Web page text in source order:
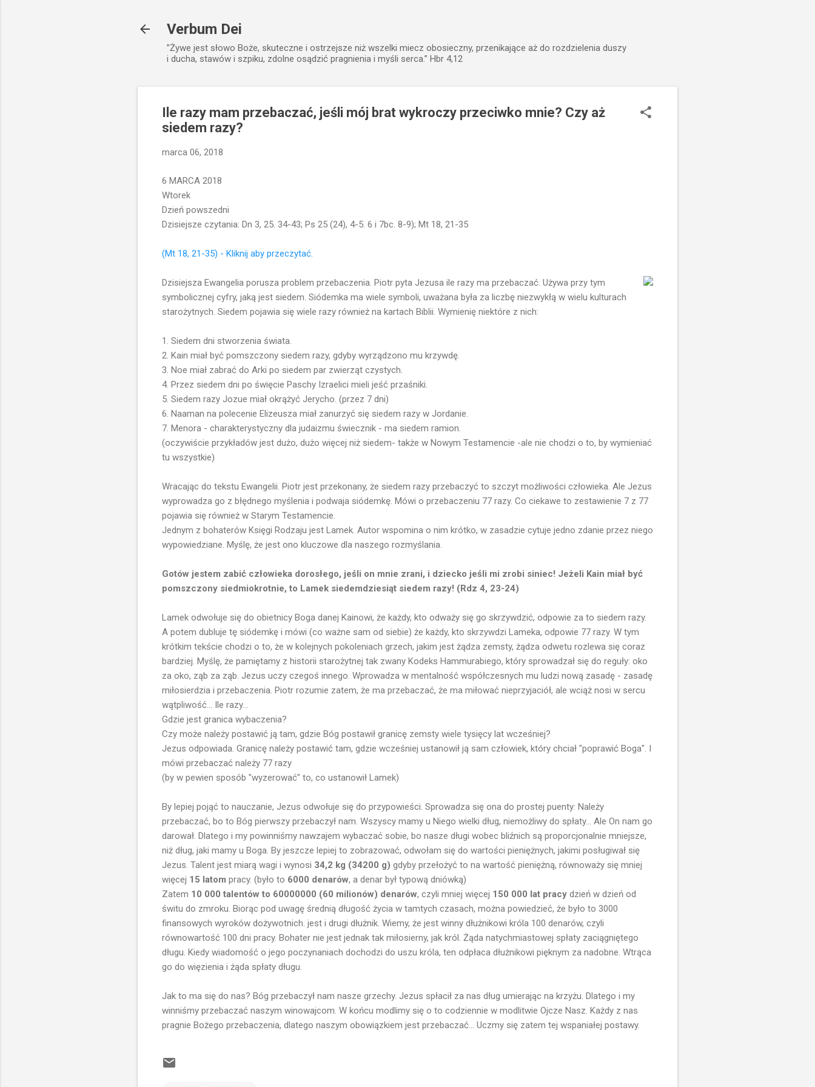
Verbum Dei
”Żywe jest słowo Boże, skuteczne i ostrzejsze niż wszelki miecz obosieczny, przenikające aż do rozdzielenia duszy
i ducha, stawów i szpiku, zdolne osądzić pragnienia i myśli serca.” Hbr 4,12
Ile razy mam przebaczać, jeśli mój brat wykroczy przeciwko mnie? Czy aż
siedem razy?
marca 06, 2018
6 MARCA 2018
Wtorek
Dzień powszedni
Dzisiejsze czytania: Dn 3, 25. 34-43; Ps 25 (24), 4-5. 6 i 7bc. 8-9); Mt 18, 21-35
(Mt 18, 21-35) - Kliknij aby przeczytać.
Dzisiejsza Ewangelia porusza problem przebaczenia. Piotr pyta Jezusa ile razy ma przebaczać. Używa przy tym
symbolicznej cyfry, jaką jest siedem. Siódemka ma wiele symboli, uważana była za liczbę niezwykłą w wielu kulturach
starożytnych. Siedem pojawia się wiele razy również na kartach Biblii. Wymienię niektóre z nich:
1. Siedem dni stworzenia świata.
2. Kain miał być pomszczony siedem razy, gdyby wyrządzono mu krzywdę.
3. Noe miał zabrać do Arki po siedem par zwierząt czystych.
4. Przez siedem dni po święcie Paschy Izraelici mieli jeść przaśniki.
5. Siedem razy Jozue miał okrążyć Jerycho. (przez 7 dni)
6. Naaman na polecenie Elizeusza miał zanurzyć się siedem razy w Jordanie.
7. Menora - charakterystyczny dla judaizmu świecznik - ma siedem ramion.
(oczywiście przykładów jest dużo, dużo więcej niż siedem- także w Nowym Testamencie -ale nie chodzi o to, by wymieniać
tu wszystkie)
Wracając do tekstu Ewangelii. Piotr jest przekonany, że siedem razy przebaczyć to szczyt możliwości człowieka. Ale Jezus
wyprowadza go z błędnego myślenia i podwaja siódemkę. Mówi o przebaczeniu 77 razy. Co ciekawe to zestawienie 7 z 77
pojawia się również w Starym Testamencie.
Jednym z bohaterów Księgi Rodzaju jest Lamek. Autor wspomina o nim krótko, w zasadzie cytuje jedno zdanie przez niego
wypowiedziane. Myślę, że jest ono kluczowe dla naszego rozmyślania.
Gotów jestem zabić człowieka dorosłego, jeśli on mnie zrani, i dziecko jeśli mi zrobi siniec! Jeżeli Kain miał być
pomszczony siedmiokrotnie, to Lamek siedemdziesiąt siedem razy! (Rdz 4, 23-24)
Lamek odwołuje się do obietnicy Boga danej Kainowi, że każdy, kto odważy się go skrzywdzić, odpowie za to siedem razy.
A potem dubluje tę siódemkę i mówi (co ważne sam od siebie) że każdy, kto skrzywdzi Lameka, odpowie 77 razy. W tym
krótkim tekście chodzi o to, że w kolejnych pokoleniach grzech, jakim jest żądza zemsty, żądza odwetu rozlewa się coraz
bardziej. Myślę, że pamiętamy z historii starożytnej tak zwany Kodeks Hammurabiego, który sprowadzał się do reguły: oko
za oko, ząb za ząb. Jezus uczy czegoś innego. Wprowadza w mentalność współczesnych mu ludzi nową zasadę - zasadę
miłosierdzia i przebaczenia. Piotr rozumie zatem, że ma przebaczać, że ma miłować nieprzyjaciół, ale wciąż nosi w sercu
wątpliwość... Ile razy...
Gdzie jest granica wybaczenia?
Czy może należy postawić ją tam, gdzie Bóg postawił granicę zemsty wiele tysięcy lat wcześniej?
Jezus odpowiada. Granicę należy postawić tam, gdzie wcześniej ustanowił ją sam człowiek, który chciał "poprawić Boga". I
mówi przebaczać należy 77 razy
(by w pewien sposób "wyzerować" to, co ustanowił Lamek)
By lepiej pojąć to nauczanie, Jezus odwołuje się do przypowieści. Sprowadza się ona do prostej puenty: Należy
przebaczać, bo to Bóg pierwszy przebaczył nam. Wszyscy mamy u Niego wielki dług, niemożliwy do spłaty... Ale On nam go
darował. Dlatego i my powinniśmy nawzajem wybaczać sobie, bo nasze długi wobec bliźnich są proporcjonalnie mniejsze,
niż dług, jaki mamy u Boga. By jeszcze lepiej to zobrazować, odwołam się do wartości pieniężnych, jakimi posługiwał się
Jezus. Talent jest miarą wagi i wynosi 34,2 kg (34200 g) gdyby przełożyć to na wartość pieniężną, równoważy się mniej
więcej 15 latom pracy. (było to 6000 denarów, a denar był typową dniówką)
Zatem 10 000 talentów to 60000000 (60 milionów) denarów, czyli mniej więcej 150 000 lat pracy dzień w dzień od
świtu do zmroku. Biorąc pod uwagę średnią długość życia w tamtych czasach, można powiedzieć, że było to 3000
finansowych wyroków dożywotnich. jest i drugi dłużnik. Wiemy, że jest winny dłużnikowi króla 100 denarów, czyli
równowartość 100 dni pracy. Bohater nie jest jednak tak miłosierny, jak król. Żąda natychmiastowej spłaty zaciągniętego
długu. Kiedy wiadomość o jego poczynaniach dochodzi do uszu króla, ten odpłaca dłużnikowi pięknym za nadobne. Wtrąca
go do więzienia i żąda spłaty długu.
Jak to ma się do nas? Bóg przebaczył nam nasze grzechy. Jezus spłacił za nas dług umierając na krzyżu. Dlatego i my
winniśmy przebaczać naszym winowajcom. W końcu modlimy się o to codziennie w modlitwie Ojcze Nasz. Każdy z nas
pragnie Bożego przebaczenia, dlatego naszym obowiązkiem jest przebaczać... Uczmy się zatem tej wspaniałej postawy.